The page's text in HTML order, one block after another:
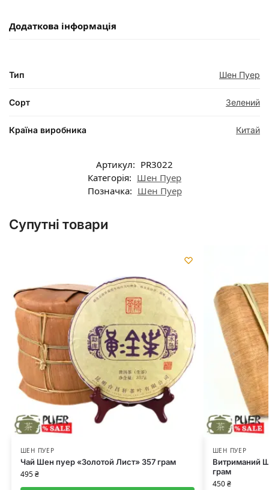
Додаткова інформація
Тип Шен Пуер
Сорт Зелений
Країна виробника Китай
Артикул: PR3022
Категорія: Шен Пуер
Позначка: Шен Пуер
Супутні товари
ШЕН ПУЕР
Чай Шен пуер «Золотой Лист» 357 грам
495₴
ШЕН ПУЕР
Витриманий
грам
450₴